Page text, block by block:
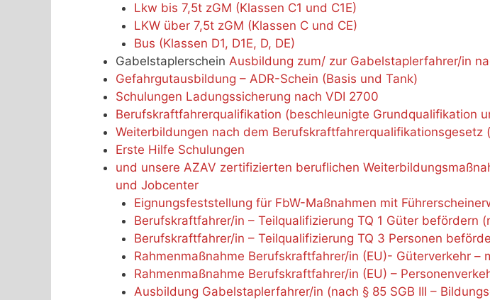
Lkw bis 7,5t zGM (Klassen C1 und C1E)
LKW über 7,5t zGM (Klassen C und CE)
Bus (Klassen D1, D1E, D, DE)
Gabelstaplerschein Ausbildung zum/ zur Gabelstaplerfahrer/in
Gefahrgutausbildung – ADR-Schein (Basis und Tank)
Schulungen Ladungssicherung nach VDI 2700
Berufskraftfahrerqualifikation (beschleunigte Grundqualifikation
Weiterbildungen nach dem Berufskraftfahrerqualifikationsgesetz
Erste Hilfe Schulungen
und unsere AZAV zertifizierten beruflichen
und Jobcenter
Eignungsfeststellung für FbW-Maßnahmen mit
Berufskraftfahrer/in – Teilqualifizierung TQ 1 Güter befördern
Berufskraftfahrer/in – Teilqualifizierung TQ 3 Personen
Rahmenmaßnahme Berufskraftfahrer/in (EU)- Güterverkehr
Rahmenmaßnahme Berufskraftfahrer/in (EU) –
Ausbildung Gabelstaplerfahrer/in (nach § 85 SGB III –